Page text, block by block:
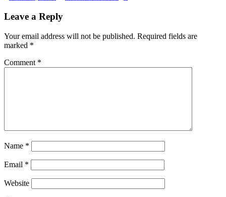
Leave a Reply
Your email address will not be published. Required fields are
marked *
Comment *
Name *
Email *
Website